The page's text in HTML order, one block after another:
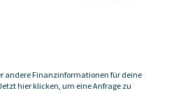
andere Finanzinformationen für deine
hier klicken, um eine Anfrage zu